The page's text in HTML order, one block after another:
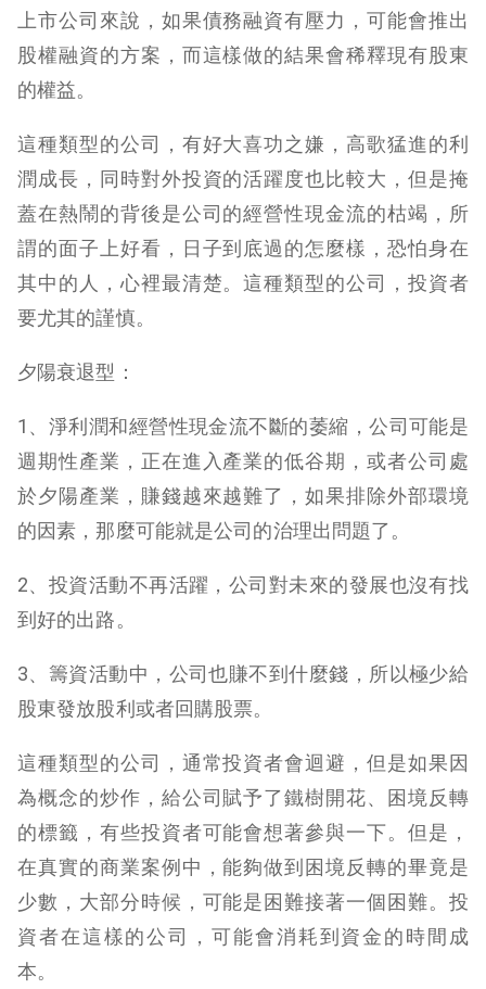
上市公司來說，如果債務融資有壓力，可能會推出
股權融資的方案，而這樣做的結果會稀釋現有股東
的權益。
這種類型的公司，有好大喜功之嫌，高歌猛進的利
潤成長，同時對外投資的活躍度也比較大，但是掩
蓋在熱鬧的背後是公司的經營性現金流的枯竭，所
謂的面子上好看，日子到底過的怎麼樣，恐怕身在
其中的人，心裡最清楚。這種類型的公司，投資者
要尤其的謹慎。
夕陽衰退型：
1、淨利潤和經營性現金流不斷的萎縮，公司可能是
週期性產業，正在進入產業的低谷期，或者公司處
於夕陽產業，賺錢越來越難了，如果排除外部環境
的因素，那麼可能就是公司的治理出問題了。
2、投資活動不再活躍，公司對未來的發展也沒有找
到好的出路。
3、籌資活動中，公司也賺不到什麼錢，所以極少給
股東發放股利或者回購股票。
這種類型的公司，通常投資者會迴避，但是如果因
為概念的炒作，給公司賦予了鐵樹開花、困境反轉
的標籤，有些投資者可能會想著參與一下。但是，
在真實的商業案例中，能夠做到困境反轉的畢竟是
少數，大部分時候，可能是困難接著一個困難。投
資者在這樣的公司，可能會消耗到資金的時間成
本。